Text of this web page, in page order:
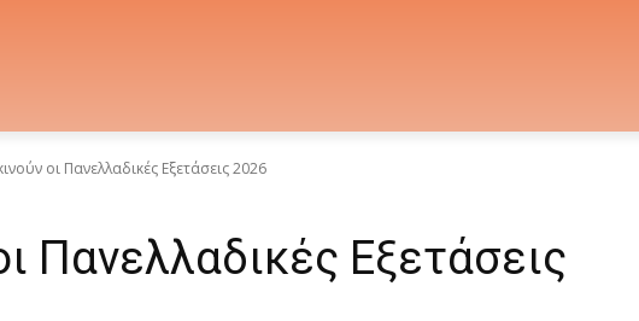
οι Πανελλαδικές Εξετάσεις 2026
Πανελλαδικές Εξετάσεις